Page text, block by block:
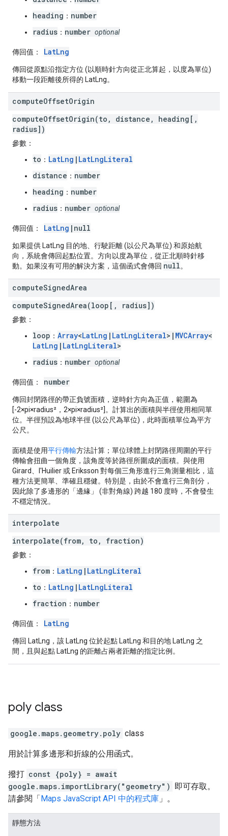
heading ： number
radius ： number optional
傳回值： LatLng
傳回從原點沿指定方位 (以順時針方向從正北算起，以度為單位)
移動一段距離後所得的 LatLng。
computeOffsetOrigin
computeOffsetOrigin(to, distance, heading[,
radius])
參數：
to ： LatLng | LatLngLiteral
distance ： number
heading ： number
radius ： number optional
傳回值： LatLng |null
如果提供 LatLng 目的地、行駛距離 (以公尺為單位) 和原始航
向，系統會傳回起點位置。方向以度為單位，從正北順時針移
動。如果沒有可用的解決方案，這個函式會傳回 null。
computeSignedArea
computeSignedArea(loop[, radius])
參數：
loop ： Array<LatLng | LatLngLiteral>| MVCArray<
LatLng | LatLngLiteral>
radius ： number optional
傳回值： number
傳回封閉路徑的帶正負號面積，逆時針方向為正值，範圍為
[-2×pi×radius²，2×pi×radius²]。計算出的面積與半徑使用相同單
位。半徑預設為地球半徑 (以公尺為單位)，此時面積單位為平方
公尺。
面積是使用平行傳輸方法計算；單位球體上封閉路徑周圍的平行
傳輸會扭曲一個角度，該角度等於路徑所圍成的面積。與使用
Girard、l'Huilier 或 Eriksson 對每個三角形進行三角測量相比，這
種方法更簡單、準確且穩健。特別是，由於不會進行三角剖分，
因此除了多邊形的「邊緣」
(非對角線) 跨越 180 度時，不會發生
不穩定情況。
interpolate
interpolate(from, to, fraction)
參數：
from ： LatLng | LatLngLiteral
to ： LatLng | LatLngLiteral
fraction ： number
傳回值： LatLng
傳回 LatLng，該 LatLng 位於起點 LatLng 和目的地 LatLng 之
間，且與起點 LatLng 的距離占兩者距離的指定比例。
poly class
google.maps.geometry. poly class
用於計算多邊形和折線的公用函式。
撥打 const {poly} = await
google.maps.importLibrary("geometry") 即可存取。
請參閱「Maps JavaScript API 中的程式庫 」。
靜態方法